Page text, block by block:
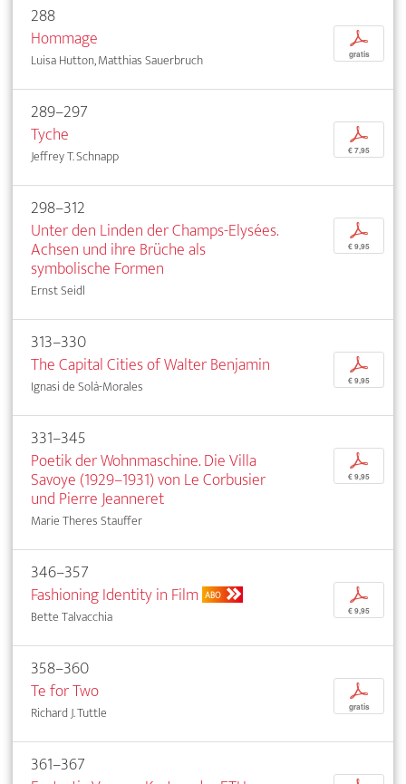
288
Hommage
Luisa Hutton, Matthias Sauerbruch
p
gratis
289–297
Tyche
Jeffrey T. Schnapp
p
€ 7,95
298–312
Unter den Linden der Champs-Elysées.
Achsen und ihre Brüche als
symbolische Formen
Ernst Seidl
p
€ 9,95
313–330
The Capital Cities of Walter Benjamin
Ignasi de Solà-Morales
p
€ 9,95
331–345
Poetik der Wohnmaschine. Die Villa
Savoye (1929–1931) von Le Corbusier
und Pierre Jeanneret
Marie Theres Stauffer
p
€ 9,95
346–357
Fashioning Identity in Film ABO
Bette Talvacchia
p
€ 9,95
358–360
Te for Two
Richard J. Tuttle
p
gratis
361–367